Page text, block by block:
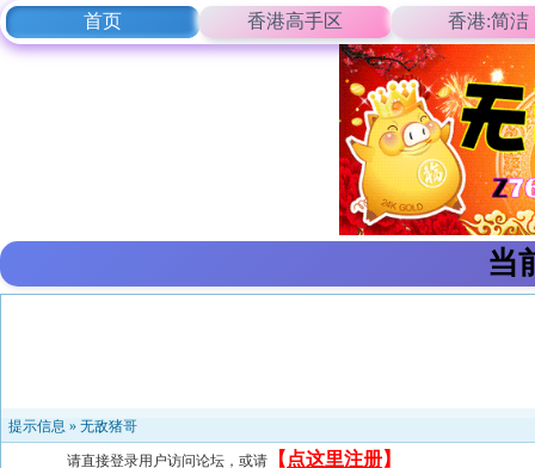
首页 香港高手区 香港:简洁
当
提示信息 » 无敌猪哥
请直接登录用户访问论坛，或请 【 点这里注册】